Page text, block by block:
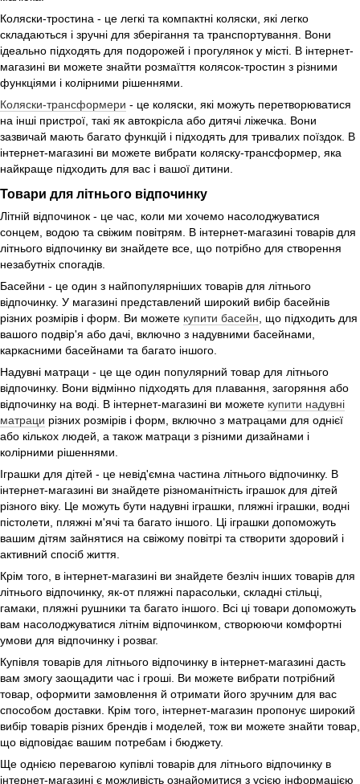
Коляски-тростина - це легкі та компактні коляски, які легко
складаються і зручні для зберігання та транспортування. Вони
ідеально підходять для подорожей і прогулянок у місті. В інтернет-
магазині ви можете знайти розмаїття колясок-тростин з різними
функціями і колірними рішеннями.
Коляски-трансформери - це коляски, які можуть перетворюватися
на інші пристрої, такі як автокрісла або дитячі ліжечка. Вони
зазвичай мають багато функцій і підходять для тривалих поїздок. В
інтернет-магазині ви можете вибрати коляску-трансформер, яка
найкраще підходить для вас і вашої дитини.
Товари для літнього відпочинку
Літній відпочинок - це час, коли ми хочемо насолоджуватися
сонцем, водою та свіжим повітрям. В інтернет-магазині товарів для
літнього відпочинку ви знайдете все, що потрібно для створення
незабутніх спогадів.
Басейни - це один з найпопулярніших товарів для літнього
відпочинку. У магазині представлений широкий вибір басейнів
різних розмірів і форм. Ви можете купити басейн , що підходить для
вашого подвір'я або дачі, включно з надувними басейнами,
каркасними басейнами та багато іншого.
Надувні матраци - це ще один популярний товар для літнього
відпочинку. Вони відмінно підходять для плавання, загоряння або
відпочинку на воді. В інтернет-магазині ви можете купити надувні
матраци різних розмірів і форм, включно з матрацами для однієї
або кількох людей, а також матраци з різними дизайнами і
колірними рішеннями.
Іграшки для дітей - це невід'ємна частина літнього відпочинку. В
інтернет-магазині ви знайдете різноманітність іграшок для дітей
різного віку. Це можуть бути надувні іграшки, пляжні іграшки, водні
пістолети, пляжні м'ячі та багато іншого. Ці іграшки допоможуть
вашим дітям зайнятися на свіжому повітрі та створити здоровий і
активний спосіб життя.
Крім того, в інтернет-магазині ви знайдете безліч інших товарів для
літнього відпочинку, як-от пляжні парасольки, складні стільці,
гамаки, пляжні рушники та багато іншого. Всі ці товари допоможуть
вам насолоджуватися літнім відпочинком, створюючи комфортні
умови для відпочинку і розваг.
Купівля товарів для літнього відпочинку в інтернет-магазині дасть
вам змогу заощадити час і гроші. Ви можете вибрати потрібний
товар, оформити замовлення й отримати його зручним для вас
способом доставки. Крім того, інтернет-магазин пропонує широкий
вибір товарів різних брендів і моделей, тож ви можете знайти товар,
що відповідає вашим потребам і бюджету.
Ще однією перевагою купівлі товарів для літнього відпочинку в
інтернет-магазині є можливість ознайомитися з усією інформацією